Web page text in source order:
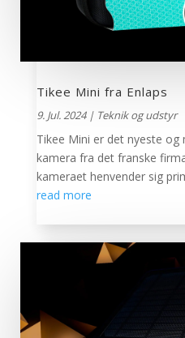
Tikee Mini fra Enlaps
9. Jul. 2024| Teknik og udstyr
Tikee Mini er det nyeste
kamera fra det franske
kameraet henvender sig
read more